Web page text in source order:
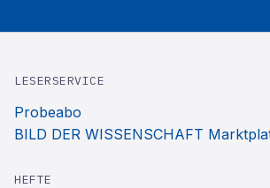
LESERSERVICE
Probeabo
BILD DER WISSENSCHAFT
HEFTE